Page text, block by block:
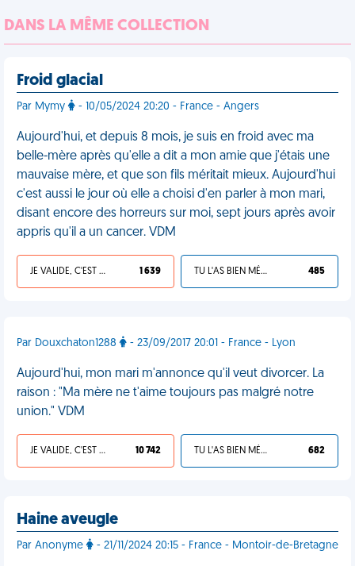
DANS LA MÊME COLLECTION
Froid glacial
Par Mymy - 10/05/2024 20:20 - France - Angers
Aujourd'hui, et depuis 8 mois, je suis en froid avec ma
belle-mère après qu'elle a dit a mon amie que j'étais une
mauvaise mère, et que son fils méritait mieux. Aujourd'hui
c'est aussi le jour où elle a choisi d'en parler à mon mari,
disant encore des horreurs sur moi, sept jours après avoir
appris qu'il a un cancer. VDM
JE VALIDE, C'EST UNE VDM 1 639 TU L'AS BIEN MÉRITÉ 485
Par Douxchaton1288 - 23/09/2017 20:01 - France - Lyon
Aujourd'hui, mon mari m'annonce qu'il veut divorcer. La
raison : "Ma mère ne t'aime toujours pas malgré notre
union." VDM
JE VALIDE, C'EST UNE VDM 10 742 TU L'AS BIEN MÉRITÉ 682
Haine aveugle
Par Anonyme - 21/11/2024 20:15 - France - Montoir-de-Bretagne